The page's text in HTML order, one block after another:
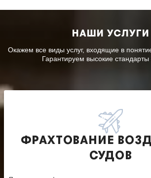
НАШИ УСЛУГИ
Окажем все виды услуг, входящие в
Гарантируем высокие стандарты
ФРАХТОВАНИЕ
СУДОВ